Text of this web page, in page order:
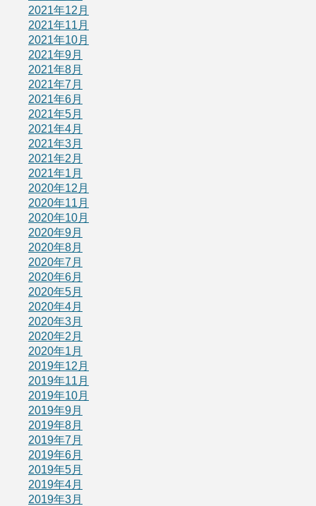
2021年12月
2021年11月
2021年10月
2021年9月
2021年8月
2021年7月
2021年6月
2021年5月
2021年4月
2021年3月
2021年2月
2021年1月
2020年12月
2020年11月
2020年10月
2020年9月
2020年8月
2020年7月
2020年6月
2020年5月
2020年4月
2020年3月
2020年2月
2020年1月
2019年12月
2019年11月
2019年10月
2019年9月
2019年8月
2019年7月
2019年6月
2019年5月
2019年4月
2019年3月